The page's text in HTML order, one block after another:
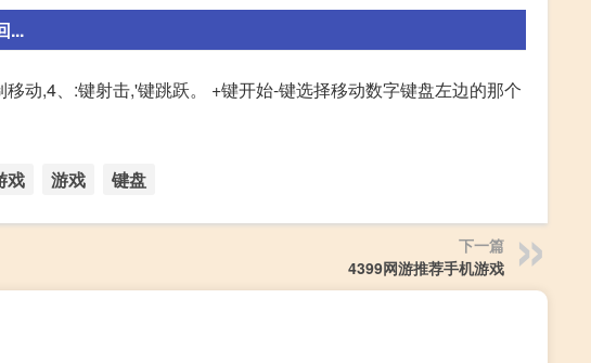
...
动,4、:键射击,'键跳跃。 +键开始-键选择移动数字键盘左边的那个
戏 游戏 键盘
下一篇
4399网游推荐手机游戏